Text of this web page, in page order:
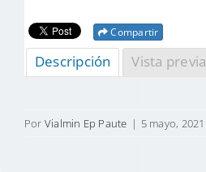
Compartir
Descripción Vista previa
Por Vialmin Ep Paute | 5 mayo, 2021